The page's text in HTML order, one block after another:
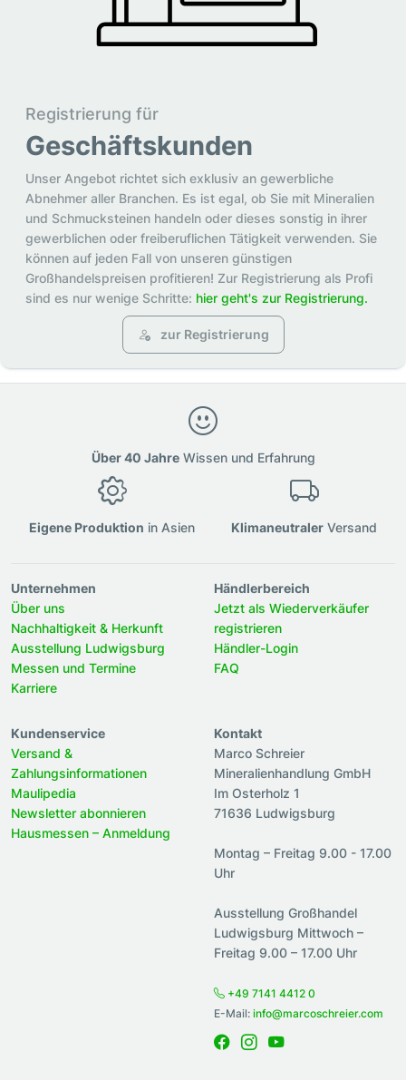
Registrierung für
Geschäftskunden
Unser Angebot richtet sich exklusiv an gewerbliche
Abnehmer aller Branchen. Es ist egal, ob Sie mit Mineralien
und Schmucksteinen handeln oder dieses sonstig in ihrer
gewerblichen oder freiberuflichen Tätigkeit verwenden. Sie
können auf jeden Fall von unseren günstigen
Großhandelspreisen profitieren! Zur Registrierung als Profi
sind es nur wenige Schritte: hier geht's zur Registrierung.
zur Registrierung
Über 40 JahreWissen und Erfahrung
Eigene Produktion in Asien Klimaneutraler Versand
Unternehmen
Über uns
Nachhaltigkeit & Herkunft
Ausstellung Ludwigsburg
Messen und Termine
Karriere
Händlerbereich
Jetzt als Wiederverkäufer
registrieren
Händler-Login
FAQ
Kundenservice
Versand &
Zahlungsinformationen
Maulipedia
Newsletter abonnieren
Hausmessen – Anmeldung
Kontakt
Marco Schreier
Mineralienhandlung GmbH
Im Osterholz 1
71636 Ludwigsburg
Montag – Freitag 9.00 - 17.00
Uhr
Ausstellung Großhandel
Ludwigsburg Mittwoch –
Freitag 9.00 – 17.00 Uhr
+49 7141 4412 0
E-Mail: info@marcoschreier.com